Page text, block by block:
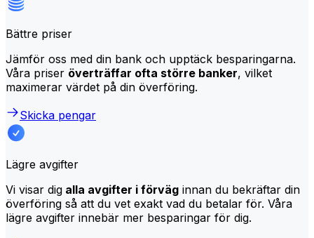
Bättre priser
Jämför oss med din bank och upptäck besparingarna.
Våra priser överträffar ofta större banker, vilket
maximerar värdet på din överföring.
Skicka pengar
Lägre avgifter
Vi visar dig alla avgifter i förväg innan du bekräftar din
överföring så att du vet exakt vad du betalar för. Våra
lägre avgifter innebär mer besparingar för dig.